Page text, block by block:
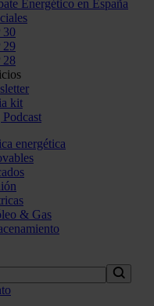
Energético en España
30
29
28
kit
energética
& Gas